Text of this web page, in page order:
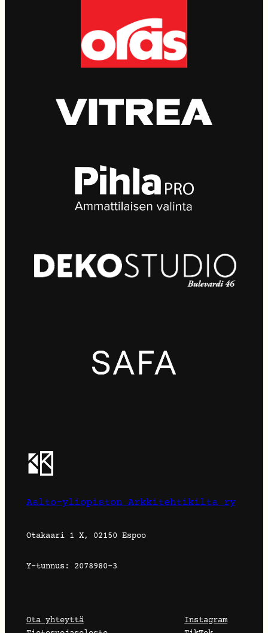
Aalto-yliopiston Arkkitehtikilta ry
Otakaari 1 X, 02150 Espoo
Y-tunnus: 2078980-3
Ota yhteyttä
Instagram